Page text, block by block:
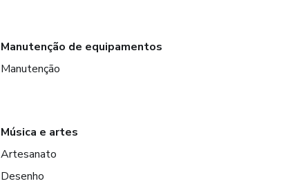
Manutenção de equipamentos
Manutenção
Música e artes
Artesanato
Desenho